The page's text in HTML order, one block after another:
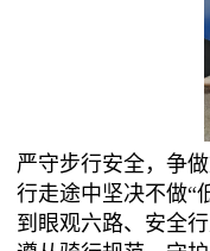
严守步行安全，争
行走途中坚决不做“
到眼观六路、安全